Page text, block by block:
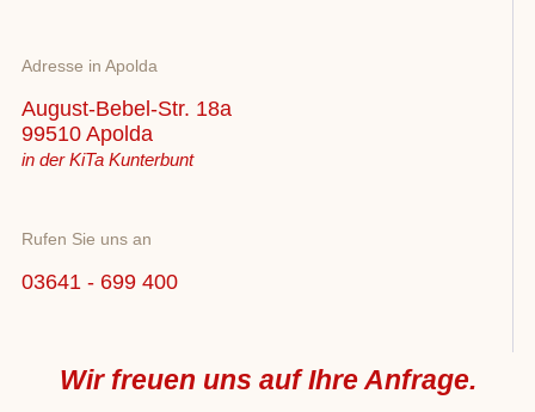
Adresse in Apolda
August-Bebel-Str. 18a
99510 Apolda
in der KiTa Kunterbunt
Rufen Sie uns an
03641 - 699 400
Wir freuen uns auf Ihre Anfrage.